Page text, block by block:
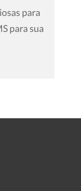
para
para sua